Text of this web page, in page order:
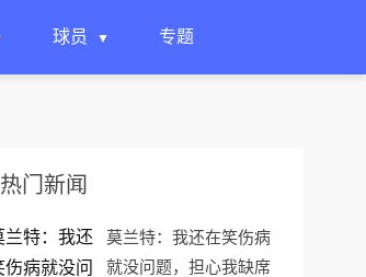
球员 专题
热门新闻
莫兰特：我还在笑伤病
就没问题，担心我缺席